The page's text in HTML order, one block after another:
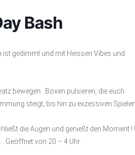
Bash
ist gedimmt und mit Heissen Vibes und
bewegen.. Boxen pulsieren, die euch
steigt, bis hin zu exzessiven Spielen
die Augen und genießt den Moment !
Geöffnet von 20 – 4 Uhr.